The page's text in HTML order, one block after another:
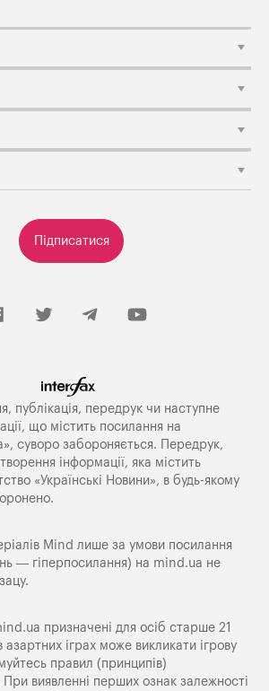
Підписатися
публiкацiя, передрук чи наступне
що мiстить посилання на
суворо забороняється. Передрук,
інформації, яка містить
«Українські Новини», в будь-якому
Mind лише за умови посилання
— гіперпосилання) на mind.ua не
призначені для осіб старше 21
азартних іграх може викликати ігрову
правил (принципів)
При виявленні перших ознак залежності